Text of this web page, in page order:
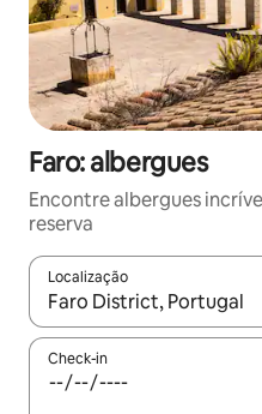
Faro: albergues
Encontre albergues
reserva
Localização
Quando os resultados
Check-in